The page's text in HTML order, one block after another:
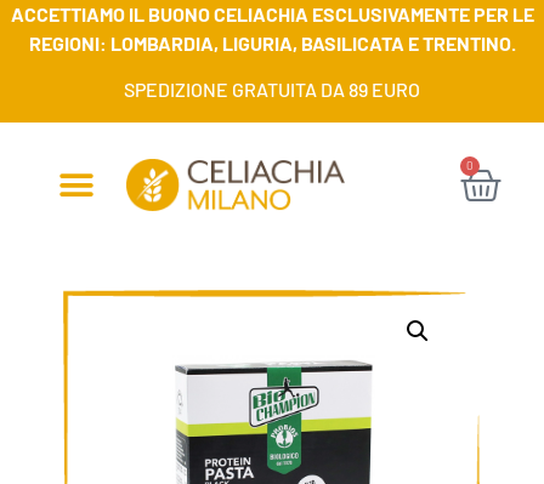
ACCETTIAMO IL BUONO CELIACHIA ESCLUSIVAMENTE PER LE
REGIONI: LOMBARDIA, LIGURIA, BASILICATA E TRENTINO.
SPEDIZIONE GRATUITA DA 89 EURO
0